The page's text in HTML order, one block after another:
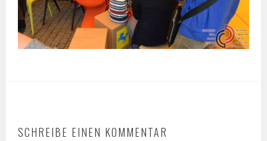
SCHREIBE EINEN KOMMENTAR